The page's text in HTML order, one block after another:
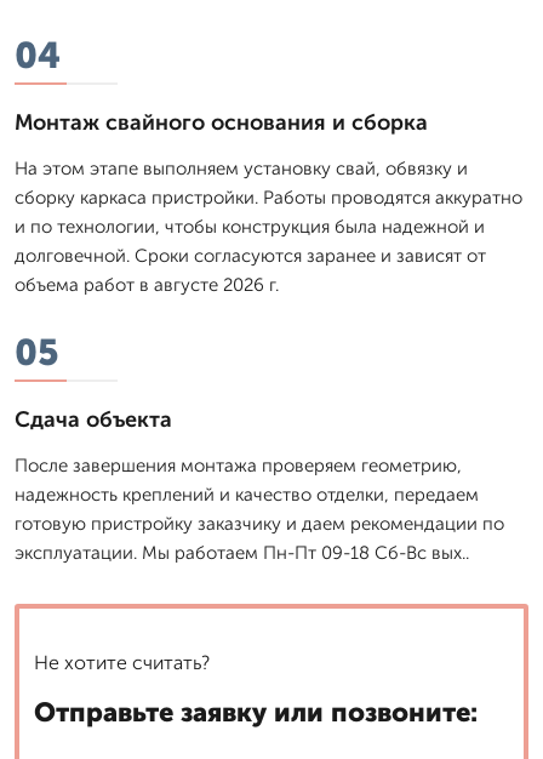
04
Монтаж свайного основания и сборка
На этом этапе выполняем установку свай, обвязку и
сборку каркаса пристройки. Работы проводятся аккуратно
и по технологии, чтобы конструкция была надежной и
долговечной. Сроки согласуются заранее и зависят от
объема работ в августе 2026 г.
05
Сдача объекта
После завершения монтажа проверяем геометрию,
надежность креплений и качество отделки, передаем
готовую пристройку заказчику и даем рекомендации по
эксплуатации. Мы работаем Пн-Пт 09-18 Сб-Вс вых..
Не хотите считать?
Отправьте заявку или позвоните: